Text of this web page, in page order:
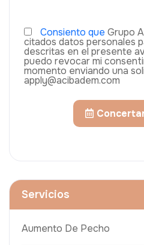
Consiento que Grupo
citados datos personales
descritas en el presente
puedo revocar mi
momento enviando una
apply@acibadem.com
Servicios
Aumento De Pecho